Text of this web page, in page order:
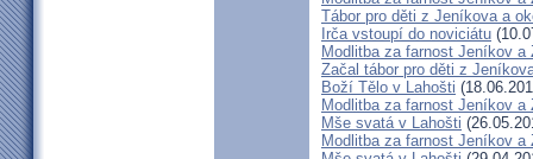
Tábor pro děti z Jeníkova a
Irča vstoupí do noviciátu
Modlitba za farnost Jeníkov a
Začal tábor pro děti z
Boží Tělo v Lahošti
Modlitba za farnost Jeníkov a
Mše svatá v Lahošti
Modlitba za farnost Jeníkov a